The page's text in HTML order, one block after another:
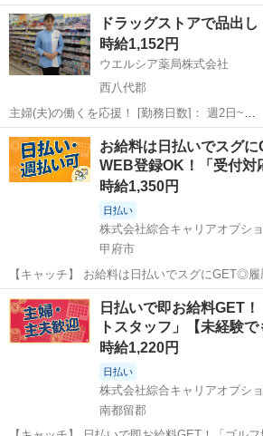
OK！「書類のデータ入力/電話対応」高時給
鳴沢村周辺！20代～40代のスタッフが多数活躍中★ 【コメン
社なら事前の職場見学...
山梨 南都留郡 その他
ドラッグストアで品出し
時給1,152円
ウエルシア薬局株式会社
西八代郡
主婦(夫)の働くを応援！ [勤務日数]： 週2日~
07:00~11:00/07:00~13:00/12:00~16:00/19:00~23:00 [勤務地
駅]： 山梨県西八代郡市川三郷町市川大門244
山梨 西八代郡 アパレル
お給料は日払いでスグ
WEB登録OK！「受付
時給1,350円
日払い
株式会社綜合キャリアオプシ
甲府市
【キャッチ】 お給料は日払いでスグにGET◎
OK！「受付対応/販売」高時給1350円！長野(Ｊ
～40代のスタッフが多数活躍中★ 【コメント】 弊社なら事前の職場見
学が多数！お仕...
山梨 甲府市 その他
日払いで即お給料GET
トスタッフ」【未経験
時給1,220円
日払い
株式会社綜合キャリアオプシ
南都留郡